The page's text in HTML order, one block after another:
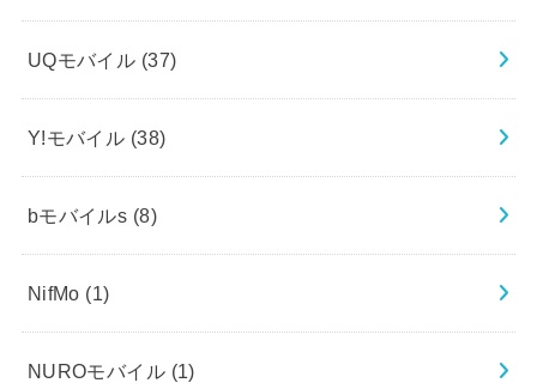
UQモバイル (37)
Y!モバイル (38)
bモバイルs (8)
NifMo (1)
NUROモバイル (1)